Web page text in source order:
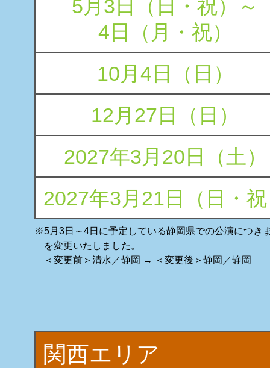
5月3日（日・祝）～
4日（月・祝）
10月4日（日）
12月27日（日）
2027年3月20日（土）
2027年3月21日（日・
※5月3日～4日に予定している静岡県での公演につき
を変更いたしました。
＜変更前＞清水／静岡 → ＜変更後＞静岡／静岡
関西エリア